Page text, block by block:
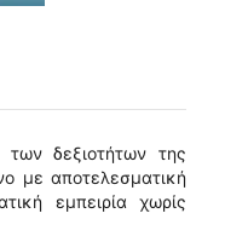
των δεξιοτήτων της
με αποτελεσματική
εμπειρία χωρίς